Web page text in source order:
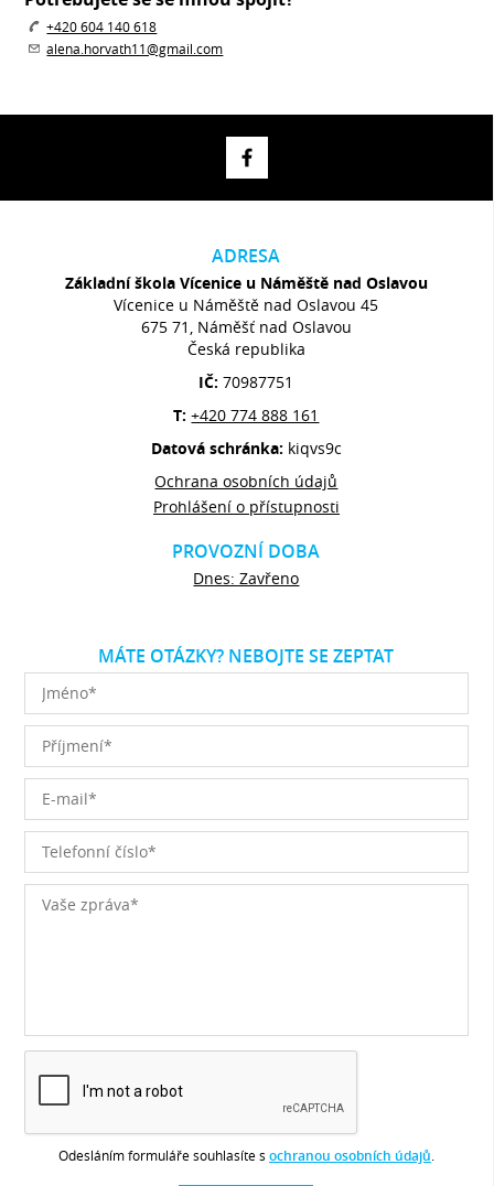
+420 604 140 618
alena.horvath11@gmail.com
ADRESA
Základní škola Vícenice u Náměště nad Oslavou
Vícenice u Náměště nad Oslavou 45
675 71, Náměšť nad Oslavou
Česká republika
IČ:70987751
T:+420 774 888 161
Datová schránka: kiqvs9c
Ochrana osobních údajů
Prohlášení o přístupnosti
PROVOZNÍ DOBA
Dnes: Zavřeno
MÁTE OTÁZKY? NEBOJTE SE ZEPTAT
Odesláním formuláře souhlasíte s ochranou osobních údajů